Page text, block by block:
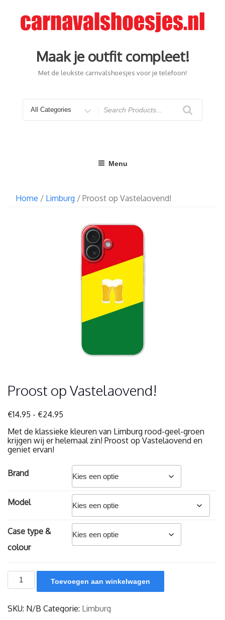
inhoud
Maak je outfit compleet!
Met de leukste carnvalshoesjes voor je telefoon!
for
Menu
Home / Limburg / Proost op Vastelaovend!
Proost op Vastelaovend!
€14.95 - €24.95
tot
€24.95
Met de klassieke kleuren van Limburg rood-geel-groen
krijgen wij er helemaal zin! Proost op Vastelaovend en
geniet ervan!
Brand
Model
Case type &
colour
Proost
Vastelaovend!
Toevoegen aan winkelwagen
SKU: N/B Categorie: Limburg